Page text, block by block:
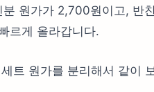
분 원가가 2,700원이고, 반
르게 올라갑니다.
트 원가를 분리해서 같이